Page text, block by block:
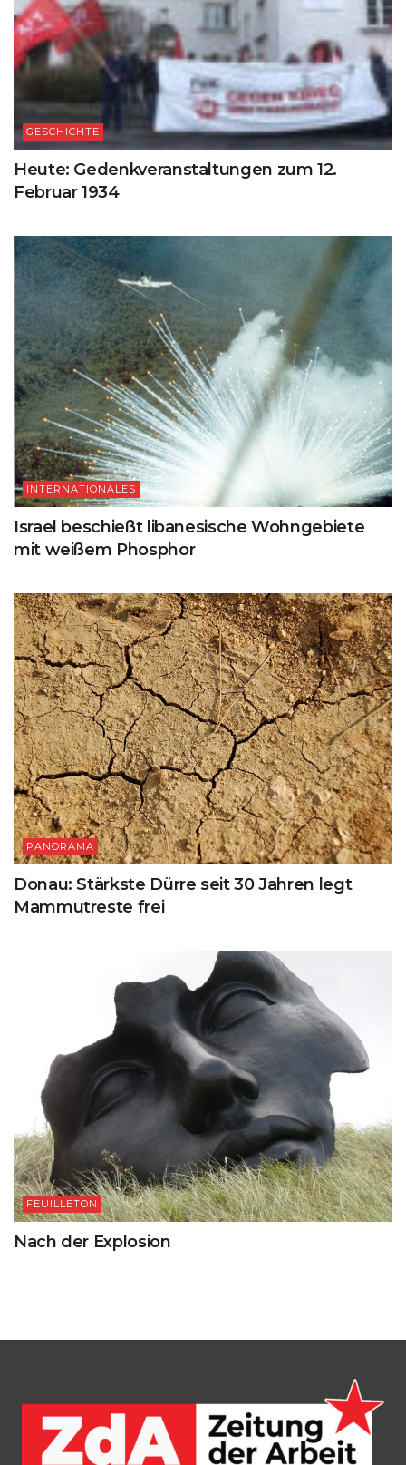
GESCHICHTE
Heute: Gedenkveranstaltungen zum 12.
Februar 1934
INTERNATIONALES
Israel beschießt libanesische Wohngebiete
mit weißem Phosphor
PANORAMA
Donau: Stärkste Dürre seit 30 Jahren legt
Mammutreste frei
FEUILLETON
Nach der Explosion